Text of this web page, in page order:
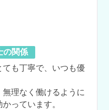
の関係
も丁寧で、いつも優
理なく働けるように
っています。